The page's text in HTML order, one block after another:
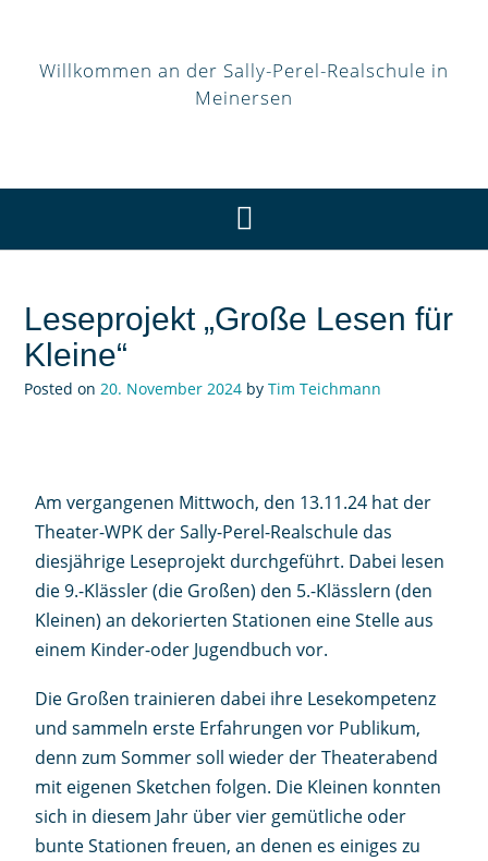
Willkommen an der Sally-Perel-Realschule in
Meinersen
Leseprojekt „Große Lesen für
Kleine“
Posted on 20. November 2024 by Tim Teichmann
Am vergangenen Mittwoch, den 13.11.24 hat der
Theater-WPK der Sally-Perel-Realschule das
diesjährige Leseprojekt durchgeführt. Dabei lesen
die 9.-Klässler (die Großen) den 5.-Klässlern (den
Kleinen) an dekorierten Stationen eine Stelle aus
einem Kinder-oder Jugendbuch vor.
Die Großen trainieren dabei ihre Lesekompetenz
und sammeln erste Erfahrungen vor Publikum,
denn zum Sommer soll wieder der Theaterabend
mit eigenen Sketchen folgen. Die Kleinen konnten
sich in diesem Jahr über vier gemütliche oder
bunte Stationen freuen, an denen es einiges zu